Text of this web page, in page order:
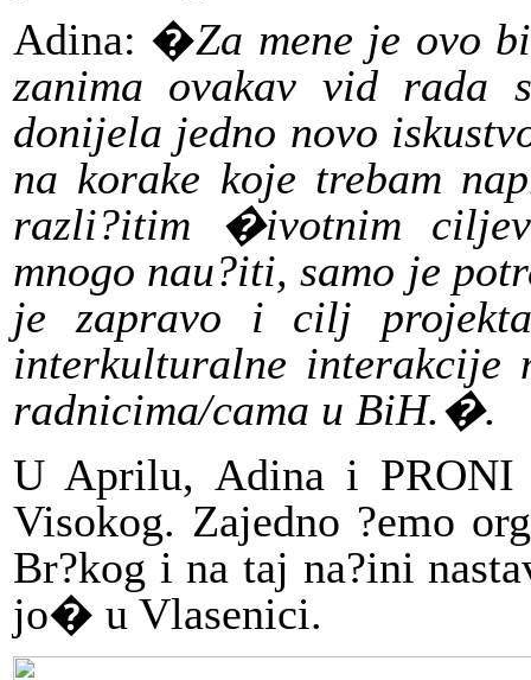
Adina: �Za mene je ovo
zanima ovakav vid rada
donijela jedno novo
na korake koje trebam
razli?itim �ivotnim
mnogo nau?iti, samo je
je zapravo i cilj
interkulturalne interakcije
radnicima/cama u BiH.�.
U Aprilu, Adina i PRONI
Visokog. Zajedno ?emo
Br?kog i na taj na?ini
jo� u Vlasenici.